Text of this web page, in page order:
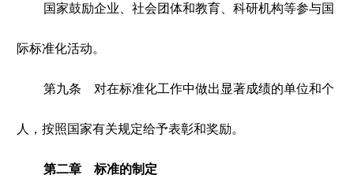
国家鼓励企业、社会团体和教育、科研机构等参与国
际标准化活动。
第九条 对在标准化工作中做出显著成绩的单位和个
人，按照国家有关规定给予表彰和奖励。
第二章 标准的制定